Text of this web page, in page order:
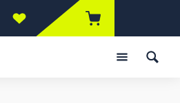
Du hast 0 Produkte auf dem